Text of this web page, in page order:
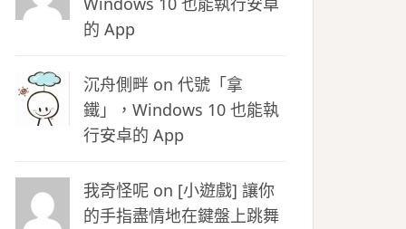
的 App
沉舟側畔 on 代號「拿
鐵」，Windows 10 也能執
行安卓的 App
我奇怪呢 on [小遊戲] 讓你
的手指盡情地在鍵盤上跳舞